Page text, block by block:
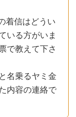
着信はどうい
いる方がいま
で教えて下さ
名乗るヤミ金
内容の連絡で